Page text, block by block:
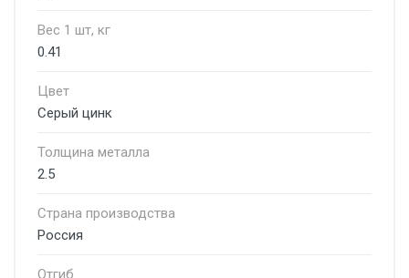
Вес 1 шт, кг
0.41
Цвет
Серый цинк
Толщина металла
2.5
Страна производства
Россия
Отгиб